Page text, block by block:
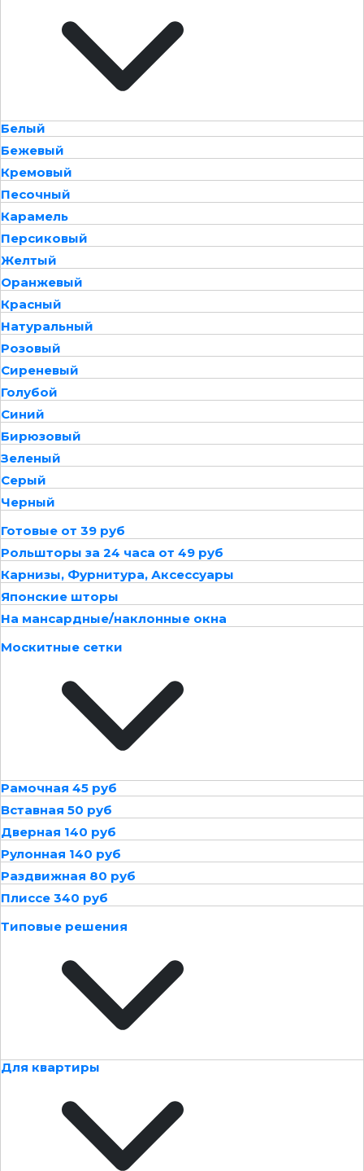
Белый
Бежевый
Кремовый
Песочный
Карамель
Персиковый
Желтый
Оранжевый
Красный
Натуральный
Розовый
Сиреневый
Голубой
Синий
Бирюзовый
Зеленый
Серый
Черный
Готовые от 39 руб
Рольшторы за 24 часа от 49 руб
Карнизы, Фурнитура, Аксессуары
Японские шторы
На мансардные/наклонные окна
Москитные сетки
Рамочная 45 руб
Вставная 50 руб
Дверная 140 руб
Рулонная 140 руб
Раздвижная 80 руб
Плиссе 340 руб
Типовые решения
Для квартиры